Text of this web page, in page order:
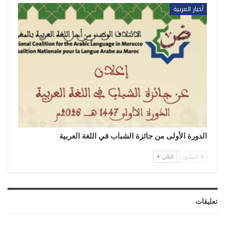
أخبار العربية
الدورة الأولى من جائزة الشباب في اللغة العربية
السابق التالي
تعليقات